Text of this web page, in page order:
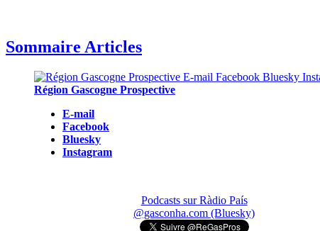
Sommaire Articles
Région Gascogne Prospective
E-mail
Facebook
Bluesky
Instagram
Podcasts sur Ràdio País
@gasconha.com (Bluesky)